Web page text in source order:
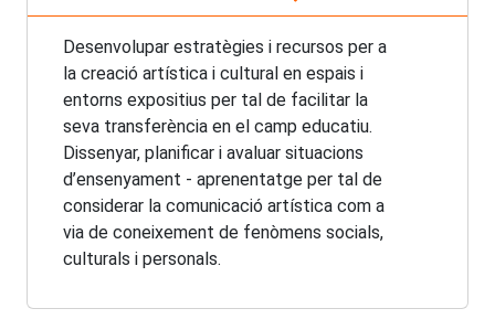
Desenvolupar estratègies i recursos per a
la creació artística i cultural en espais i
entorns expositius per tal de facilitar la
seva transferència en el camp educatiu.
Dissenyar, planificar i avaluar situacions
d’ensenyament - aprenentatge per tal de
considerar la comunicació artística com a
via de coneixement de fenòmens socials,
culturals i personals.